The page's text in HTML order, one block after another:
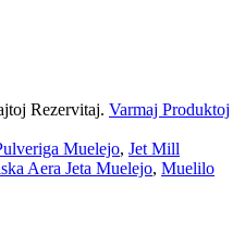
Rezervitaj. Varmaj Produktoj
Muelejo, Jet Mill
Aera Jeta Muelejo, Muelilo